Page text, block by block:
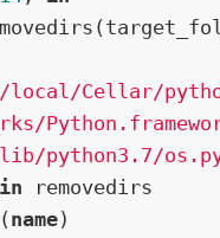
local/Cellar/
python3.7/
in removedirs
name)